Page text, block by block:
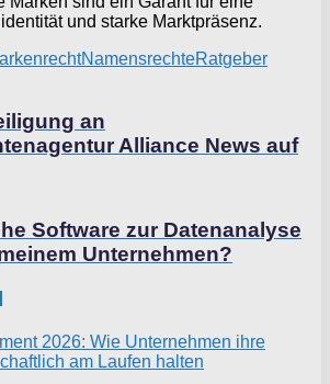
und starke Marktpräsenz.
NamensrechteRatgeber
an
Alliance News auf
Software zur Datenanalyse
Unternehmen?